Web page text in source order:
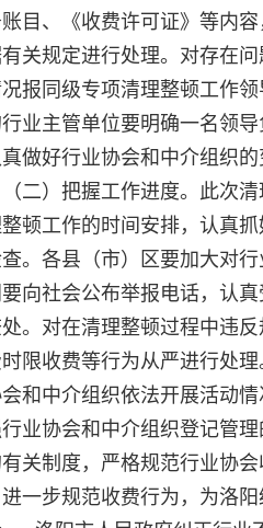
目、《收费许可证》等内
关规定进行处理。对存在
报同级专项清理整顿工作
业主管单位要明确一名领
做好行业协会和中介组织
二）把握工作进度。此次
顿工作的时间安排，认真
。各县（市）区要加大对
向社会公布举报电话，认
。对在清理整顿过程中违
限收费等行为从严进行处
和中介组织依法开展活动
业协会和中介组织登记管
关制度，严格规范行业协
进一步规范收费行